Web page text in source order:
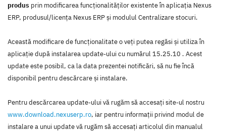
produs prin modificarea funcţionalităţilor existente în aplicaţia Nexus
ERP, produsul/licenţa Nexus ERP şi modulul Centralizare stocuri.
Această modificare de funcţionalitate o veţi putea regăsi şi utiliza în
aplicaţie după instalarea update-ului cu numărul 15.25.10 . Acest
update este posibil, ca la data prezentei notificări, să nu fie încă
disponibil pentru descărcare şi instalare.
Pentru descărcarea update-ului vă rugăm să accesaţi site-ul nostru
www.download.nexuserp.ro, iar pentru informaţii privind modul de
instalare a unui update vă rugăm să accesaţi articolul din manualul